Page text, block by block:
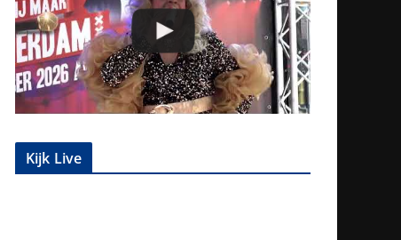
Kijk Live